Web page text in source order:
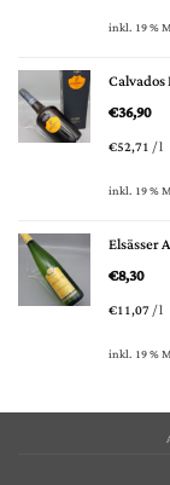
inkl. 19 %
Calvados
€36,90
€52,71/l
inkl. 19 %
Elsässer
€8,30
€11,07/l
inkl. 19 %